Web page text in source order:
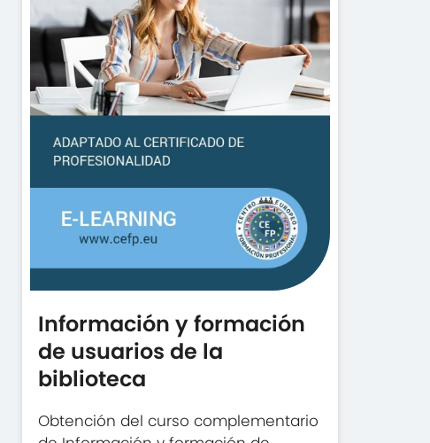
Información y formación
de usuarios de la
biblioteca
Obtención del curso complementario